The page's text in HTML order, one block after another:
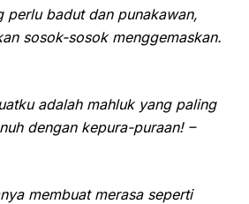
perlu badut dan punakawan,
sosok-sosok menggemaskan.
adalah mahluk yang paling
dengan kepura-puraan! –
membuat merasa seperti